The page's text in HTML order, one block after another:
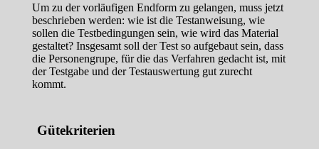
Um zu der vorläufigen Endform zu gelangen, muss jetzt
beschrieben werden: wie ist die Testanweisung, wie
sollen die Testbedingungen sein, wie wird das Material
gestaltet? Insgesamt soll der Test so aufgebaut sein, dass
die Personengrupe, für die das Verfahren gedacht ist, mit
der Testgabe und der Testauswertung gut zurecht
kommt.
Gütekriterien